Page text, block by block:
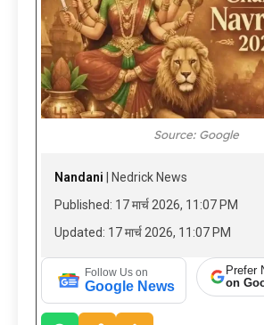
Source: Google
Nandani | Nedrick News
Published: 17 मार्च 2026, 11:07 PM
Updated: 17 मार्च 2026, 11:07 PM
Follow Us on
Google News
Prefer
on